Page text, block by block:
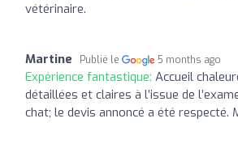
vétérinaire.
Martine Publié le 5 months ago
Expérience fantastique: Accueil
détaillées et claires à l’issue de
chat; le devis annoncé a été respecté.